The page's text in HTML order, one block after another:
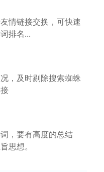
情链接交换，可快速
排名...
，及时剔除搜索蜘蛛
，要有高度的总结
思想。